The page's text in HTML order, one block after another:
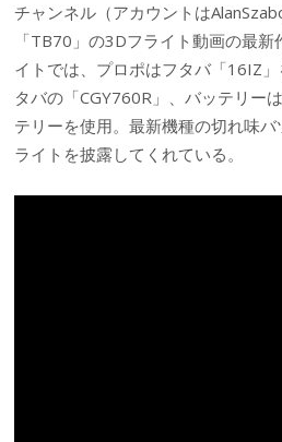
チャンネル（アカウントは
「TB70」の3Dフライト動画の最
イトでは、プロポはフタバ「16IZ
タバの「CGY760R」、バッテリー
テリーを使用。最新機種の切れ味
ライトを披露してくれている。